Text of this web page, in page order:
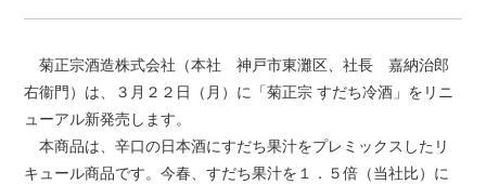
菊正宗酒造株式会社（本社 神戸市東灘区、社長 嘉納治郎
右衞門）は、３月２２日（月）に「菊正宗 すだち冷酒」をリニ
ューアル新発売します。
本商品は、辛口の日本酒にすだち果汁をプレミックスしたリ
キュール商品です。今春、すだち果汁を１．５倍（当社比）に